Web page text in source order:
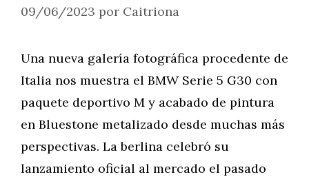
09/06/2023 por Caitriona
Una nueva galería fotográfica procedente de
Italia nos muestra el BMW Serie 5 G30 con
paquete deportivo M y acabado de pintura
en Bluestone metalizado desde muchas más
perspectivas. La berlina celebró su
lanzamiento oficial al mercado el pasado